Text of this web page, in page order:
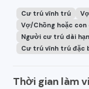
Cư trú vĩnh trú
Vợ/Chồng hoặc
Người cư trú dài hạn
Cư trú vĩnh trú đặc
Thời gian làm